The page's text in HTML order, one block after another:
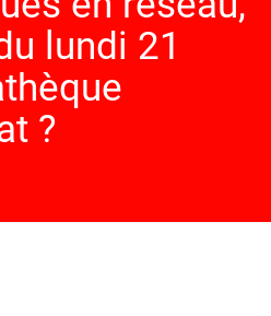
lundi 21
?